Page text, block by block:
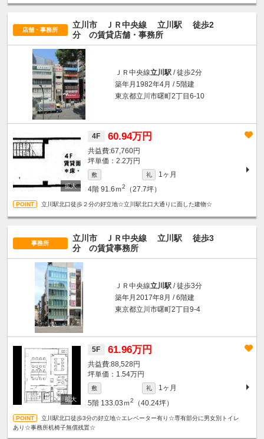
店舗・事務所
立川市 ＪＲ中央線 立川駅
徒歩2
分 の賃貸店舗・事務所
ＪＲ中央線立川駅 / 徒歩2分
築年月1982年4月 / 5階建
東京都立川市曙町2丁目6-10
4F 60.94万円
67,760円
坪単価：2.2万円
敷 礼
1ヶ月
4階 91.6ｍ2 （27.7坪）
立川駅北口徒歩２分の好立地☆立川駅北口大通りに面した建物☆
事務所
立川市 ＪＲ中央線 立川駅
徒歩3
分 の賃貸事務所
ＪＲ中央線立川駅 / 徒歩3分
築年月2017年8月 / 6階建
東京都立川市曙町2丁目9-4
5F 61.96万円
88,528円
坪単価：1.54万円
敷 礼
1ヶ月
5階 133.03ｍ2 （40.24坪）
立川駅北口徒歩3分の好立地☆エレベーター有り☆専有部分に男女別トイレ
あり☆事務所机椅子無償残置☆